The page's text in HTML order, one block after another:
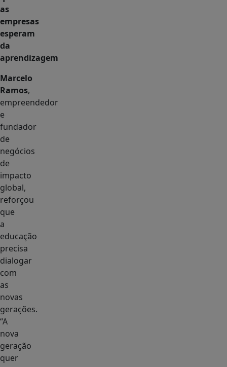
as
empresas
esperam
da
aprendizagem
Marcelo
Ramos,
empreendedor
e
fundador
de
negócios
de
impacto
global,
reforçou
que
a
educação
precisa
dialogar
com
as
novas
gerações.
“A
nova
geração
quer